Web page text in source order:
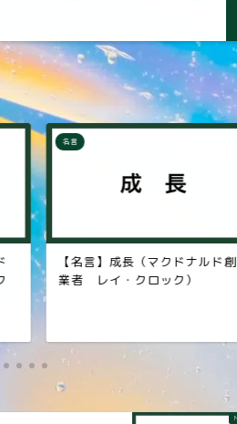
名言
【名言】成長（マクドナルド創
業者 レイ・クロック）